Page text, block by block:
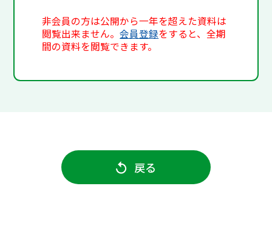
非会員の方は公開から一年を超えた資料は
閲覧出来ません。会員登録をすると、全期
間の資料を閲覧できます。
戻る